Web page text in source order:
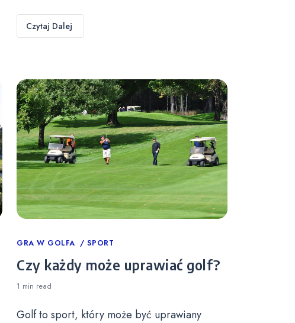
Czytaj Dalej
Categories
GRA W GOLFA SPORT
Czy każdy może uprawiać golf?
1 min read
Golf to sport, który może być uprawiany